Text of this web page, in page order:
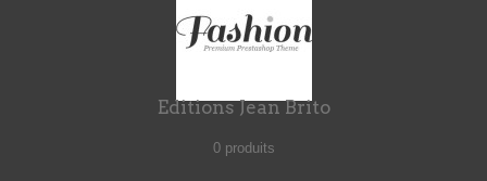
Editions Jean Brito
0 produits